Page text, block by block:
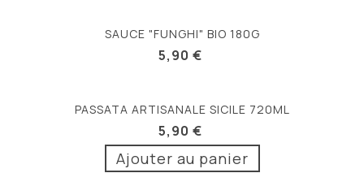
SAUCE "FUNGHI" BIO 180G
5,90 €
PASSATA ARTISANALE SICILE 720ML
5,90 €
Ajouter au panier